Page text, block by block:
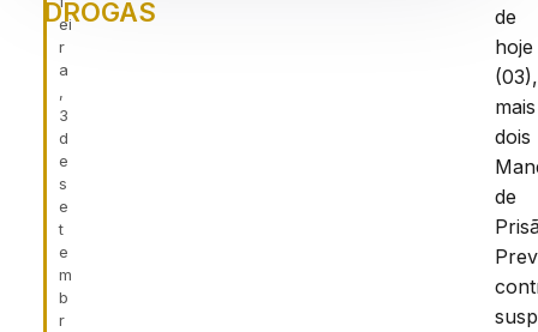
ei
r
a
,
3
d
e
s
e
t
e
m
b
r
DROGAS
de
hoje
(03),
mais
dois
de